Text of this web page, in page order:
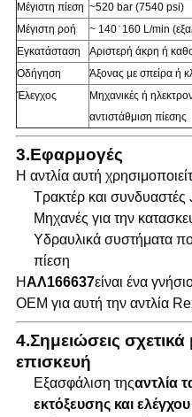
Μέγιστη πίεση ~520 bar (7540 psi)
Μέγιστη ροή
~ 140 ̇ 160 L/min
Εγκατάσταση
Αριστερή άκρη ή
Οδήγηση
Άξονας με σπείρα ή
Έλεγχος
Μηχανικές ή
αντιστάθμιση πίεσης
3.Εφαρμογές
Η αντλία αυτή
Τρακτέρ και
Μηχανές για την
Υδραυλικά συστήματα
πίεση
ΗΑΛ166637είναι ένα
OEM για αυτή την αντλία
4.Σημειώσεις
επισκευή
Εξασφάλιση τηςαντλία
εκτόξευσης και ελέγχου